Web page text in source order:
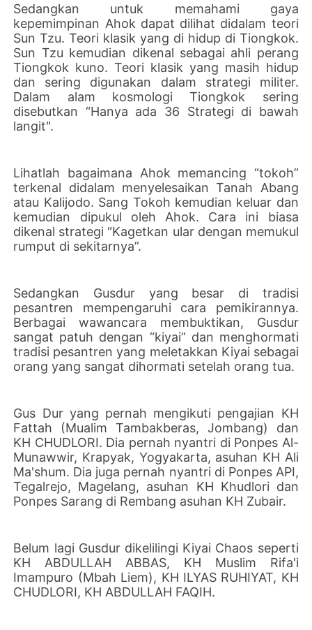
Sedangkan untuk memahami gaya
kepemimpinan Ahok dapat dilihat didalam teori
Sun Tzu. Teori klasik yang di hidup di Tiongkok.
Sun Tzu kemudian dikenal sebagai ahli perang
Tiongkok kuno. Teori klasik yang masih hidup
dan sering digunakan dalam strategi militer.
Dalam alam kosmologi Tiongkok sering
disebutkan “Hanya ada 36 Strategi di bawah
langit".
Lihatlah bagaimana Ahok memancing “tokoh”
terkenal didalam menyelesaikan Tanah Abang
atau Kalijodo. Sang Tokoh kemudian keluar dan
kemudian dipukul oleh Ahok. Cara ini biasa
dikenal strategi “Kagetkan ular dengan memukul
rumput di sekitarnya”.
Sedangkan Gusdur yang besar di tradisi
pesantren mempengaruhi cara pemikirannya.
Berbagai wawancara membuktikan, Gusdur
sangat patuh dengan “kiyai” dan menghormati
tradisi pesantren yang meletakkan Kiyai sebagai
orang yang sangat dihormati setelah orang tua.
Gus Dur yang pernah mengikuti pengajian KH
Fattah (Mualim Tambakberas, Jombang) dan
KH CHUDLORI. Dia pernah nyantri di Ponpes Al-
Munawwir, Krapyak, Yogyakarta, asuhan KH Ali
Ma'shum. Dia juga pernah nyantri di Ponpes API,
Tegalrejo, Magelang, asuhan KH Khudlori dan
Ponpes Sarang di Rembang asuhan KH Zubair.
Belum lagi Gusdur dikelilingi Kiyai Chaos seperti
KH ABDULLAH ABBAS, KH Muslim Rifa'i
Imampuro (Mbah Liem), KH ILYAS RUHIYAT, KH
CHUDLORI, KH ABDULLAH FAQIH.